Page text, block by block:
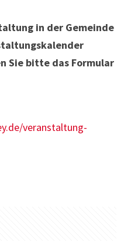
in der Gemeinde
Sie bitte das Formular
veranstaltung-